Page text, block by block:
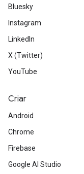
Bluesky
Instagram
LinkedIn
X (Twitter)
YouTube
Criar
Android
Chrome
Firebase
Google AI Studio